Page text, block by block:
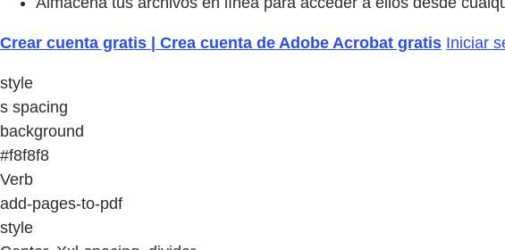
Crear cuenta gratis | Crea cuenta de Adobe Acrobat gratis Iniciar
style
s spacing
background
#f8f8f8
Verb
add-pages-to-pdf
style